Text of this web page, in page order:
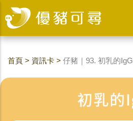
首頁 > 資訊卡 > 仔豬｜93. 初乳的IgG